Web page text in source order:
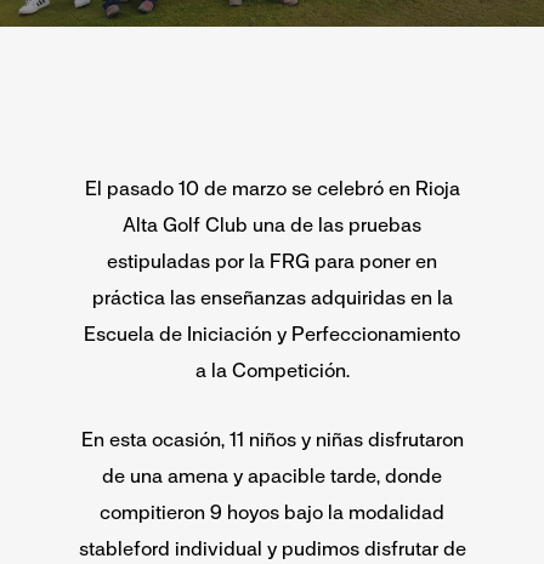
El pasado 10 de marzo se celebró en Rioja
Alta Golf Club una de las pruebas
estipuladas por la FRG para poner en
práctica las enseñanzas adquiridas en la
Escuela de Iniciación y Perfeccionamiento
a la Competición.
En esta ocasión, 11 niños y niñas disfrutaron
de una amena y apacible tarde, donde
compitieron 9 hoyos bajo la modalidad
stableford individual y pudimos disfrutar de